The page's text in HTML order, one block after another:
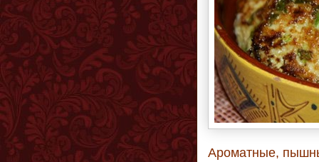
Ароматные,